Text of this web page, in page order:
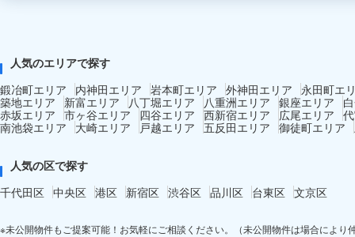
人気のエリアで探す
鍛冶町エリア
内神田エリア 岩本町エリア 外神田エリア
永田町エ
築地エリア
新富エリア 八丁堀エリア 八重洲エリア 銀座エリア
赤坂エリア 市ヶ谷エリア 四谷エリア 西新宿エリア 広尾エリア
南池袋エリア
大崎エリア 戸越エリア 五反田エリア 御徒町エリア
人気の区で探す
千代田区 中央区 港区 新宿区 渋谷区 品川区 台東区 文京区
※未公開物件もご提案可能！お気軽にご相談ください。（未公開物件は場合により